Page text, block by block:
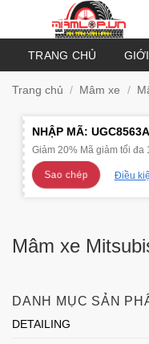
TRANG CHỦ
Trang chủ / Mâm xe /
NHẬP MÃ: UGC8563A
Giảm 20% Mã giảm tối đa
Sao chép Điều
Mâm xe
DANH MỤC SẢN
DETAILING